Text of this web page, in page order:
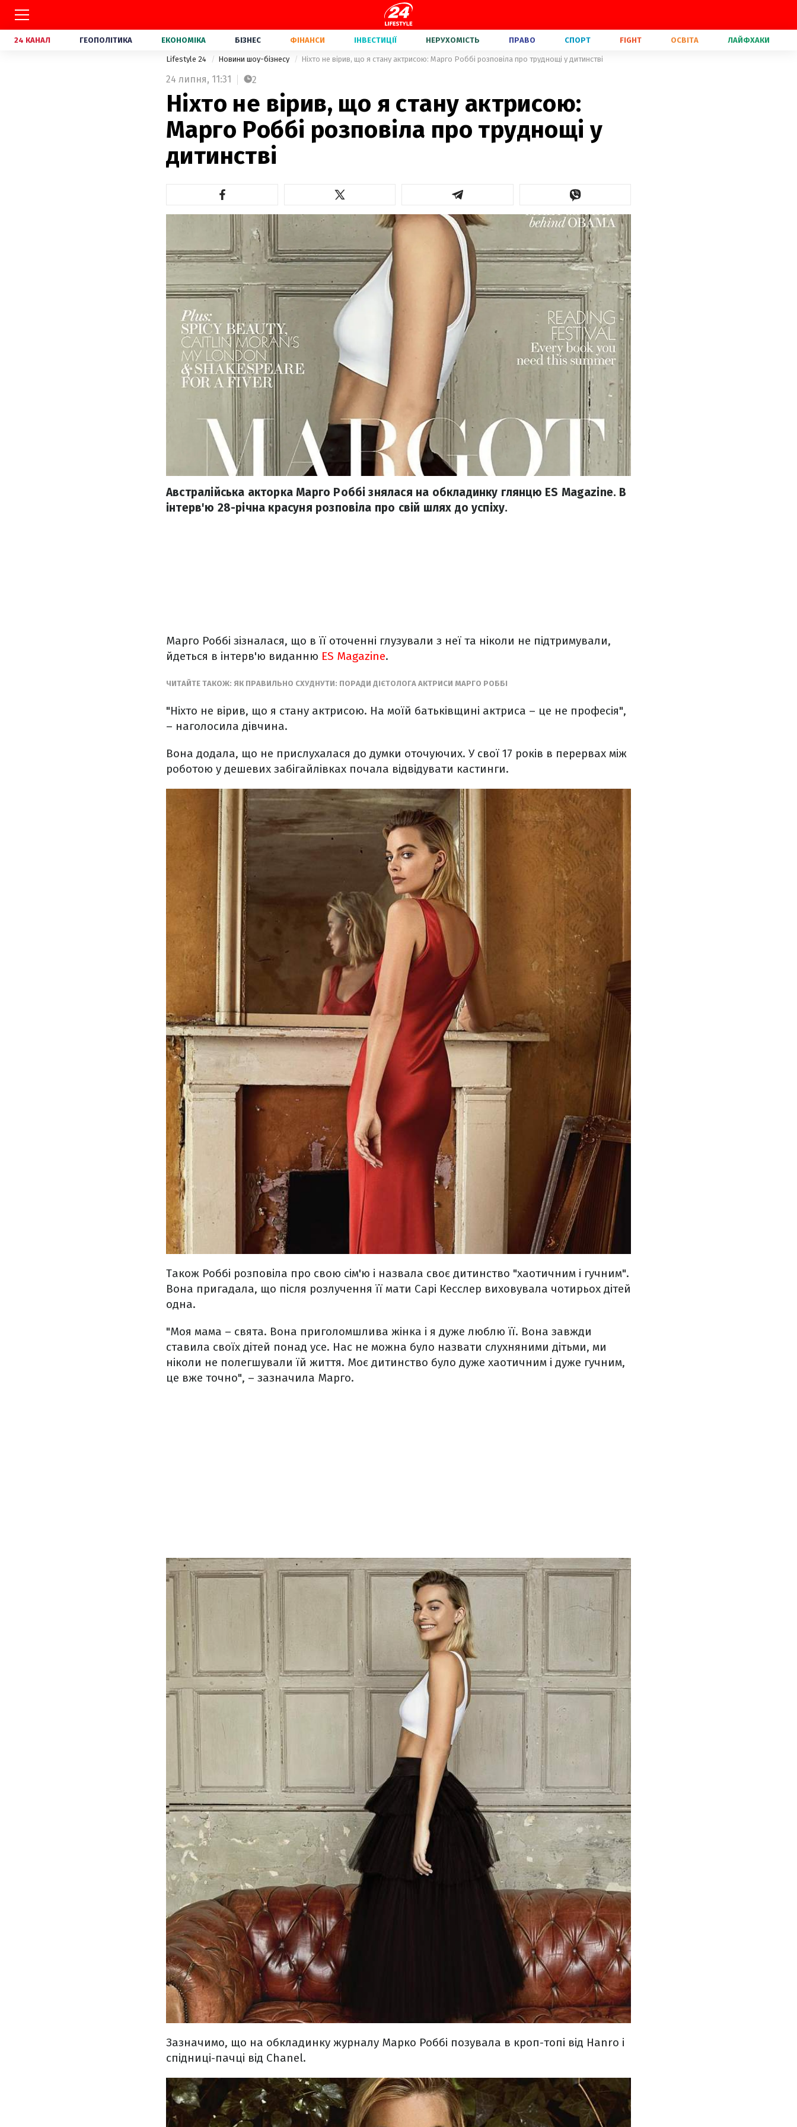
24 КАНАЛ ГЕОПОЛІТИКА ЕКОНОМІКА БІЗНЕС ФІНАНСИ ІНВЕСТИЦІЇ НЕРУХОМІСТЬ ПРАВО СПОРТ FIGHT ОСВІТА ЛАЙФХАКИ
Lifestyle 24 Новини шоу-бізнесу Ніхто не вірив, що я стану актрисою: Марго Роббі розповіла про труднощі у дитинстві
24 липня, 11:31 2
Ніхто не вірив, що я стану актрисою:
Марго Роббі розповіла про труднощі у
дитинстві
Австралійська акторка Марго Роббі знялася на обкладинку глянцю ES Magazine. В
інтерв'ю 28-річна красуня розповіла про свій шлях до успіху.
Марго Роббі зізналася, що в її оточенні глузували з неї та ніколи не підтримували,
йдеться в інтерв'ю виданню ES Magazine.
ЧИТАЙТЕ ТАКОЖ: ЯК ПРАВИЛЬНО СХУДНУТИ: ПОРАДИ ДІЄТОЛОГА АКТРИСИ МАРГО РОББІ
"Ніхто не вірив, що я стану актрисою. На моїй батьківщині актриса – це не професія",
– наголосила дівчина.
Вона додала, що не прислухалася до думки оточуючих. У свої 17 років в перервах між
роботою у дешевих забігайлівках почала відвідувати кастинги.
Також Роббі розповіла про свою сім'ю і назвала своє дитинство "хаотичним і гучним".
Вона пригадала, що після розлучення її мати Сарі Кесслер виховувала чотирьох дітей
одна.
"Моя мама – свята. Вона приголомшлива жінка і я дуже люблю її. Вона завжди
ставила своїх дітей понад усе. Нас не можна було назвати слухняними дітьми, ми
ніколи не полегшували їй життя. Моє дитинство було дуже хаотичним і дуже гучним,
це вже точно", – зазначила Марго.
Зазначимо, що на обкладинку журналу Марко Роббі позувала в кроп-топі від Hanro і
спідниці-пачці від Chanel.